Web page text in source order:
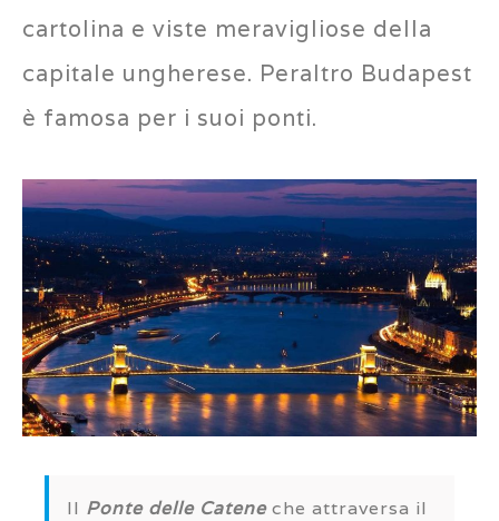
cartolina e viste meravigliose della
capitale ungherese. Peraltro Budapest
è famosa per i suoi ponti.
Il Ponte delle Cateneche attraversa il